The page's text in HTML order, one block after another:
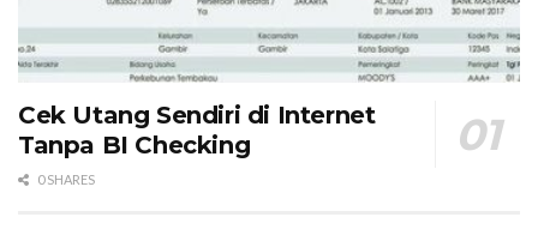
Cek Utang Sendiri di Internet
Tanpa BI Checking
0 SHARES